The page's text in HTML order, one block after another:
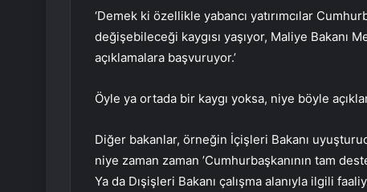
‘Demek ki özellikle yabancı yatırımcılar
değişebileceği kaygısı yaşıyor, Maliye Bakanı
açıklamalara başvuruyor.’
Öyle ya ortada bir kaygı yoksa, niye böyle
Diğer bakanlar, örneğin İçişleri Bakanı
niye zaman zaman ’Cumhurbaşkanının tam
Ya da Dışişleri Bakanı çalışma alanıyla ilgili